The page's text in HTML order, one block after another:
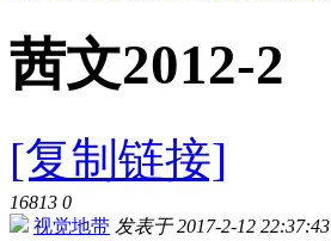
茜文2012-2
[复制链接]
16813 0
视觉地带 发表于 2017-2-12 22:37:43